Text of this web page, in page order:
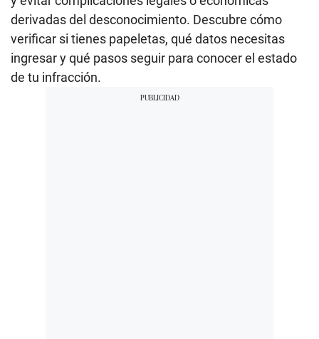
derivadas del desconocimiento. Descubre cómo
verificar si tienes papeletas, qué datos necesitas
ingresar y qué pasos seguir para conocer el estado
de tu infracción.